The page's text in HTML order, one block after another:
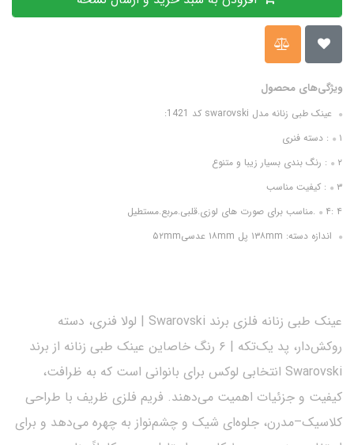
ویژگی‌های محصول
عینک طبی زنانه مدل swarovski کد 1421:
۱: دسته فنری
۲: رنگ بندی بسیار زیبا و متنوع
۳: کیفیت مناسب
۴: ۴.مناسب برای صورت های لوزی.قلبی.مربع.مستطیل
اندازه دسته: ۱۳۸mm پل ۱۸mm عدسی۵۲mm
عینک طبی زنانه فلزی برند Swarovski | لولا فنری، دسته
روکش‌دار، پد یک‌تکه | ۶ رنگ خاصاین عینک طبی زنانه از برند
Swarovski انتخابی لوکس برای بانوانی است که به ظرافت،
کیفیت و جزئیات اهمیت می‌دهند. فریم فلزی ظریف با طراحی
کلاسیک–مدرن، جلوه‌ای شیک و چشم‌نواز به چهره می‌دهد و برای